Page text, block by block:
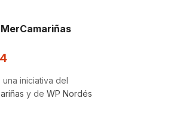
una iniciativa del
y de WP Nordés